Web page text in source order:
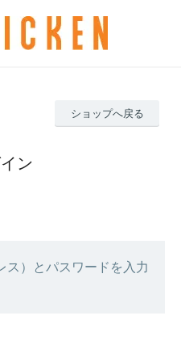
ショップへ戻る
ン
ス）とパスワードを入力